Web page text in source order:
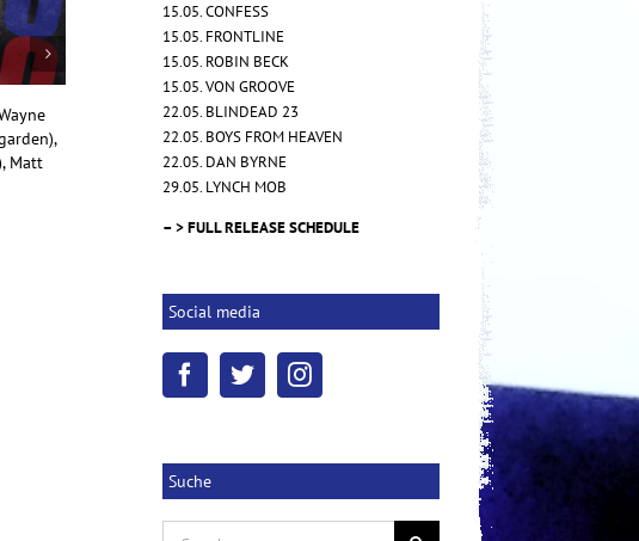
NOVEMBRE – "Words of Indigo"
17.10.2025 | 0 Kommentare
15.05. CONFESS
15.05. FRONTLINE
15.05. ROBIN BECK
15.05. VON GROOVE
22.05. BLINDEAD 23
22.05. BOYS FROM HEAVEN
22.05. DAN BYRNE
29.05. LYNCH MOB
– > FULL RELEASE SCHEDULE
Social media
Suche